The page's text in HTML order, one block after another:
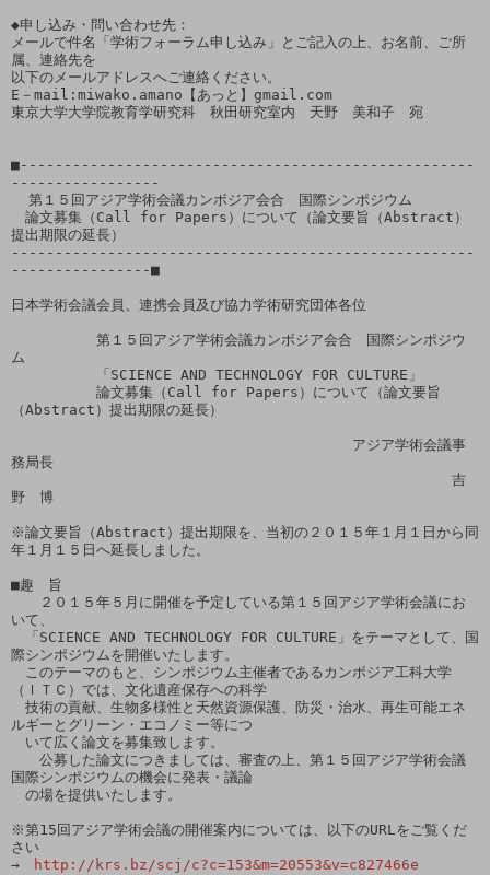
◆申し込み・問い合わせ先：
メールで件名「学術フォーラム申し込み」とご記入の上、お名前、ご所
属、連絡先を
以下のメールアドレスへご連絡ください。
E－mail:miwako.amano【あっと】gmail.com
東京大学大学院教育学研究科　秋田研究室内　天野　美和子　宛
■----------------------------------------------------
-----------------
論文募集（Call for Papers）について（論文要旨（Abstract）
提出期限の延長）
-----------------------------------------------------
----------------■
日本学術会議会員、連携会員及び協力学術研究団体各位
第１５回アジア学術会議カンボジア会合　国際シンポジウ
ム
「SCIENCE AND TECHNOLOGY FOR CULTURE」
論文募集（Call for Papers）について（論文要旨
（Abstract）提出期限の延長）
アジア学術会議事
務局長
吉
野　博
※論文要旨（Abstract）提出期限を、当初の２０１５年１月１日から同
年１月１５日へ延長しました。
■趣　旨
２０１５年５月に開催を予定している第１５回アジア学術会議にお
いて、
「SCIENCE AND TECHNOLOGY FOR CULTURE」をテーマとして、国
際シンポジウムを開催いたします。
このテーマのもと、シンポジウム主催者であるカンボジア工科大学
（ＩＴＣ）では、文化遺産保存への科学
技術の貢献、生物多様性と天然資源保護、防災・治水、再生可能エネ
ルギーとグリーン・エコノミー等につ
いて広く論文を募集致します。
公募した論文につきましては、審査の上、第１５回アジア学術会議
国際シンポジウムの機会に発表・議論
の場を提供いたします。
※第15回アジア学術会議の開催案内については、以下のURLをご覧くだ
さい
→
http://krs.bz/scj/c?c=153&m=20553&v=c827466e